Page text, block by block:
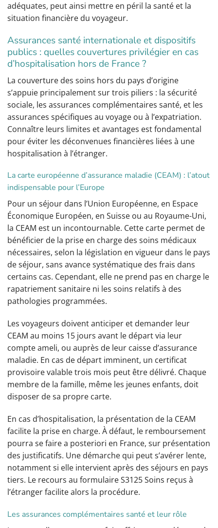
adéquates, peut ainsi mettre en péril la santé et la
situation financière du voyageur.
Assurances santé internationale et dispositifs
publics : quelles couvertures privilégier en cas
d’hospitalisation hors de France ?
La couverture des soins hors du pays d’origine
s’appuie principalement sur trois piliers : la sécurité
sociale, les assurances complémentaires santé, et les
assurances spécifiques au voyage ou à l’expatriation.
Connaître leurs limites et avantages est fondamental
pour éviter les déconvenues financières liées à une
hospitalisation à l’étranger.
La carte européenne d’assurance maladie (CEAM) : l’atout
indispensable pour l’Europe
Pour un séjour dans l’Union Européenne, en Espace
Économique Européen, en Suisse ou au Royaume-Uni,
la CEAM est un incontournable. Cette carte permet de
bénéficier de la prise en charge des soins médicaux
nécessaires, selon la législation en vigueur dans le pays
de séjour, sans avance systématique des frais dans
certains cas. Cependant, elle ne prend pas en charge le
rapatriement sanitaire ni les soins relatifs à des
pathologies programmées.
Les voyageurs doivent anticiper et demander leur
CEAM au moins 15 jours avant le départ via leur
compte ameli, ou auprès de leur caisse d’assurance
maladie. En cas de départ imminent, un certificat
provisoire valable trois mois peut être délivré. Chaque
membre de la famille, même les jeunes enfants, doit
disposer de sa propre carte.
En cas d’hospitalisation, la présentation de la CEAM
facilite la prise en charge. À défaut, le remboursement
pourra se faire a posteriori en France, sur présentation
des justificatifs. Une démarche qui peut s’avérer lente,
notamment si elle intervient après des séjours en pays
tiers. Le recours au formulaire S3125 Soins reçus à
l’étranger facilite alors la procédure.
Les assurances complémentaires santé et leur rôle